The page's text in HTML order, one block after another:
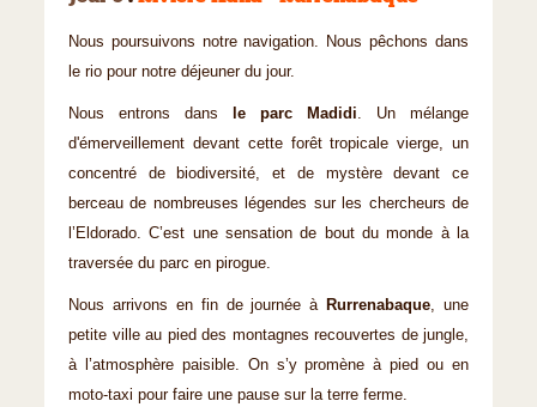
Nous poursuivons notre navigation. Nous pêchons dans
le rio pour notre déjeuner du jour.
Nous entrons dans le parc Madidi. Un mélange
d'émerveillement devant cette forêt tropicale vierge, un
concentré de biodiversité, et de mystère devant ce
berceau de nombreuses légendes sur les chercheurs de
l’Eldorado. C’est une sensation de bout du monde à la
traversée du parc en pirogue.
Nous arrivons en fin de journée à Rurrenabaque, une
petite ville au pied des montagnes recouvertes de jungle,
à l’atmosphère paisible. On s’y promène à pied ou en
moto-taxi pour faire une pause sur la terre ferme.